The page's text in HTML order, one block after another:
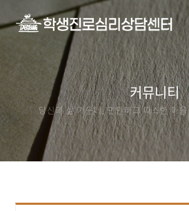
커뮤니티
당신의 삶 가운데, 편안하고 따스한 마